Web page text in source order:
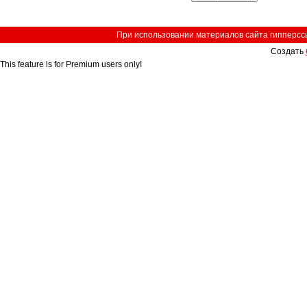
При использовании материалов сайта
Создать
This feature is for Premium users only!